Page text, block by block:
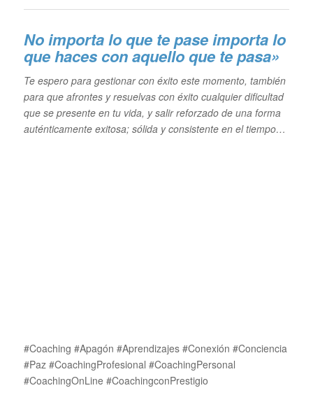
No importa lo que te pase importa lo
que haces con aquello que te pasa»
Te espero para gestionar con éxito este momento, también
para que afrontes y resuelvas con éxito cualquier dificultad
que se presente en tu vida, y salir reforzado de una forma
auténticamente exitosa; sólida y consistente en el tiempo…
#Coaching #Apagón #Aprendizajes #Conexión #Conciencia
#Paz #CoachingProfesional #CoachingPersonal
#CoachingOnLine #CoachingconPrestigio